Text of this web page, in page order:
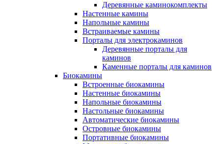
Деревянные каминокомплекты
Настенные камины
Напольные камины
Встраиваемые камины
Порталы для электрокаминов
Деревянные порталы для
каминов
Каменные порталы для каминов
Биокамины
Встроенные биокамины
Настенные биокамины
Напольные биокамины
Настольные биокамины
Автоматические биокамины
Островные биокамины
Портативные биокамины